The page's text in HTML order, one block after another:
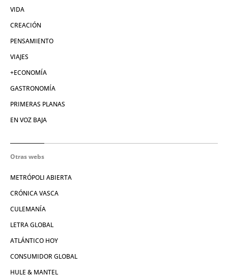
VIDA
CREACIÓN
PENSAMIENTO
VIAJES
+ECONOMÍA
GASTRONOMÍA
PRIMERAS PLANAS
EN VOZ BAJA
Otras webs
METRÓPOLI ABIERTA
CRÓNICA VASCA
CULEMANÍA
LETRA GLOBAL
ATLÁNTICO HOY
CONSUMIDOR GLOBAL
HULE & MANTEL